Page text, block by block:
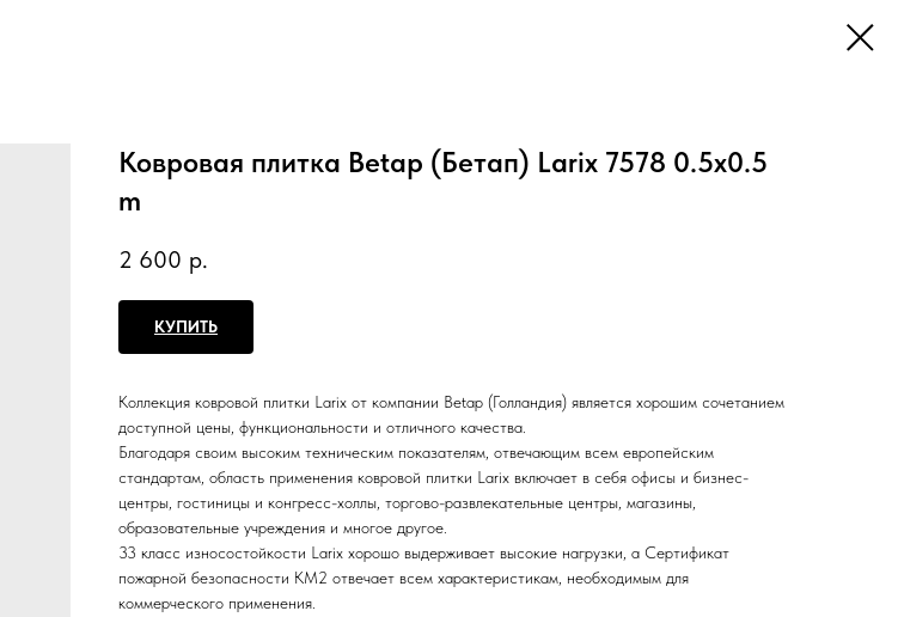
Ковровая плитка Betap (Бетап) Larix 7578 0.5x0.5
m
2 600 р.
КУПИТЬ
Коллекция ковровой плитки Larix от компании Betap (Голландия) является хорошим сочетанием
доступной цены, функциональности и отличного качества.
Благодаря своим высоким техническим показателям, отвечающим всем европейским
стандартам, область применения ковровой плитки Larix включает в себя офисы и бизнес-
центры, гостиницы и конгресс-холлы, торгово-развлекательные центры, магазины,
образовательные учреждения и многое другое.
33 класс износостойкости Larix хорошо выдерживает высокие нагрузки, а Сертификат
пожарной безопасности КМ2 отвечает всем характеристикам, необходимым для
коммерческого применения.